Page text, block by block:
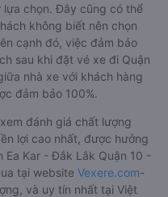
chọn. Đây cũng có thể
không biết nên chọn
cạnh đó, việc đảm bảo
sau khi đặt vé xe đi Quận
nhà xe với khách hàng
đảm bảo 100%.
đánh giá chất lượng
lợi cao nhất, được hưởng
Ea Kar - Đắk Lắk Quận 10 -
tại website Vexere.com-
và uy tín nhất tại Việt